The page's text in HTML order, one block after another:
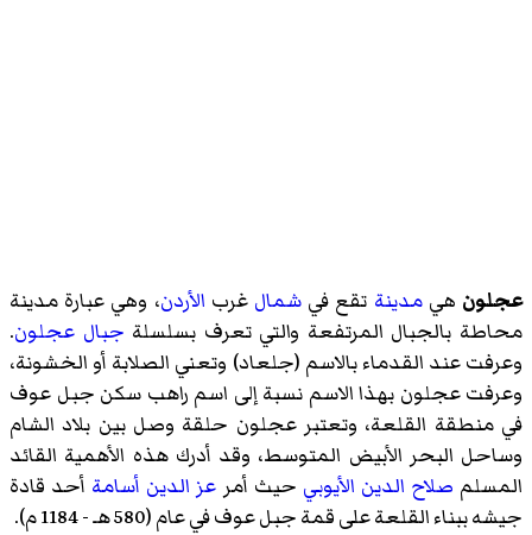
عجلون هيمدينة تقع في شمال غرب الأردن، وهي عبارة مدينة
محاطة بالجبال المرتفعة والتي تعرف بسلسلة جبال عجلون.
وعرفت عند القدماء بالاسم (جلعاد) وتعني الصلابة أو الخشونة،
وعرفت عجلون بهذا الاسم نسبة إلى اسم راهب سكن جبل عوف
في منطقة القلعة، وتعتبر عجلون حلقة وصل بين بلاد الشام
وساحل البحر الأبيض المتوسط، وقد أدرك هذه الأهمية القائد
المسلم صلاح الدين الأيوبي حيث أمر عز الدين أسامة أحد قادة
جيشه ببناء القلعة على قمة جبل عوف في عام (580 هـ - 1184 م).